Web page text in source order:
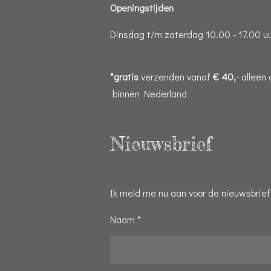
Openingstijden
Dinsdag t/m zaterdag 10.00 - 17.00
*gratisverzenden vanaf € 40,- alleen
binnen Nederland
Nieuwsbrief
Ik meld me nu aan voor de nieuwsbrief
Naam *